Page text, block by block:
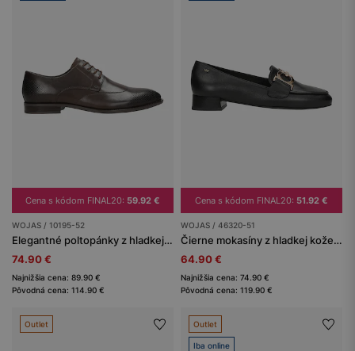
Cena s kódom FINAL20: 59.92 €
WOJAS / 10195-52
Elegantné poltopánky z hladkej kože
74.90 €
Najnižšia cena: 89.90 €
Pôvodná cena: 114.90 €
Cena s kódom FINAL20: 51.92 €
WOJAS / 46320-51
Čierne mokasíny z hladkej kože so zlatou ozdobou
64.90 €
Najnižšia cena: 74.90 €
Pôvodná cena: 119.90 €
Outlet Outlet
Iba online